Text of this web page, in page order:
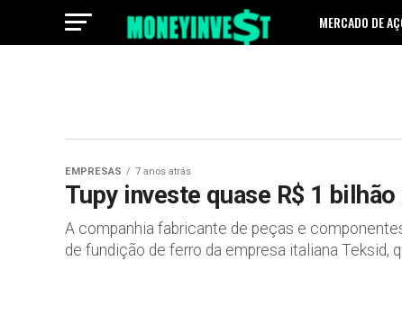
MERCADO DE
EMPRESAS 7 anos atrás
Tupy investe quase R$ 1
A companhia fabricante de peças e
de fundição de ferro da empresa italiana Teksid,